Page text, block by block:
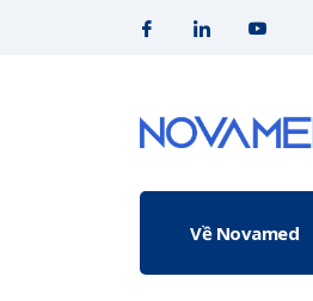
Về Novamed